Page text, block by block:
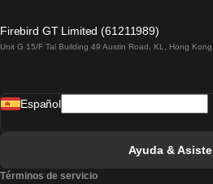
Tren De Lisboa A
Firebird GT Limited (61211989)
Unit G 15/F Tal Building 49 Austin Road, KL, Hong Kong
Español
Ayuda &
Términos de servicio